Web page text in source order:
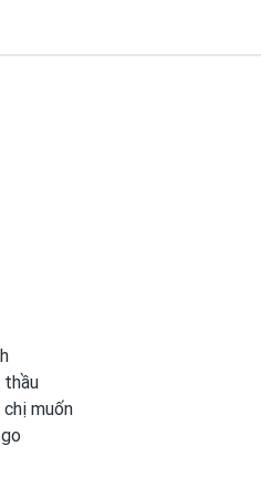
thầu
muốn